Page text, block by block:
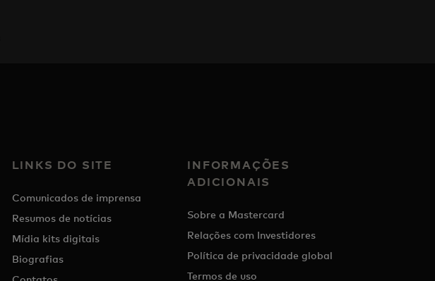
LINKS DO SITE
Comunicados de imprensa
Resumos de notícias
Mídia kits digitais
Biografias
INFORMAÇÕES
ADICIONAIS
Sobre a Mastercard
Relações com Investidores
Política de privacidade global
Termos de uso